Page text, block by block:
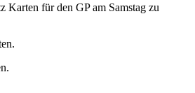
Karten für den GP am Samstag zu